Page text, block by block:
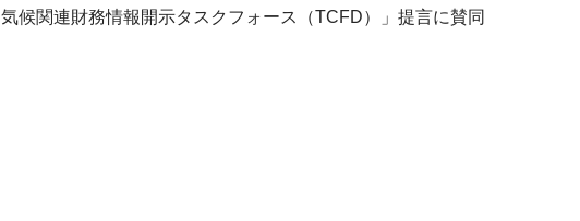
候関連財務情報開示タスクフォース（TCFD）」提言に賛同